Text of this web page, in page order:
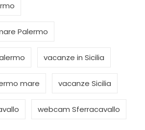
Palermo
vacanze in Sicilia
mare vacanze Sicilia
webcam Sferracavallo